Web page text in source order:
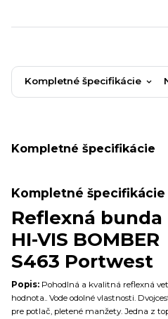
Kompletné špecifikácie
Kompletné špecifikácie
Kompletné špecifikácie
Reflexná bunda
HI-VIS BOMBER
S463 Portwest
Popis: Pohodlná a kvalitná reflexná
hodnota.. Vode odolné vlastnosti.
pre potlač, pletené manžety. Jedna z